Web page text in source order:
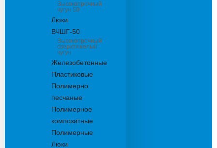
Высокопрочный
чугун 50
Люки
ВЧШГ-50
Высокопрочный
сверхтяжелый
чугун
Железобетонные
Пластиковые
Полимерно
песчаные
Полимерное
композитные
Полимерные
Люки